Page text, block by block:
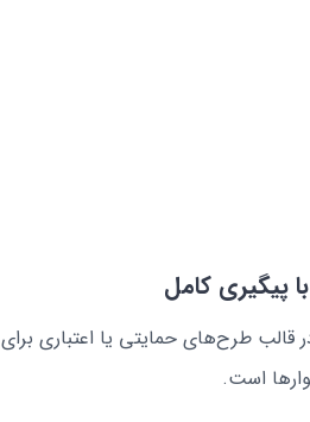
که در قالب طرح‌های حمایتی یا اعتباری برای
است.